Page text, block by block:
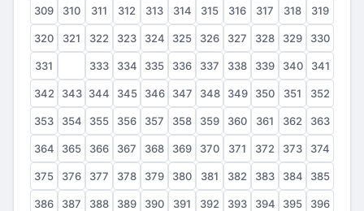
309 310 311 312 313 314 315 316 317 318 319
320 321 322 323 324 325 326 327 328 329 330
331 333 334 335 336 337 338 339 340 341
342 343 344 345 346 347 348 349 350 351 352
353 354 355 356 357 358 359 360 361 362 363
364 365 366 367 368 369 370 371 372 373 374
375 376 377 378 379 380 381 382 383 384 385
386 387 388 389 390 391 392 393 394 395 396